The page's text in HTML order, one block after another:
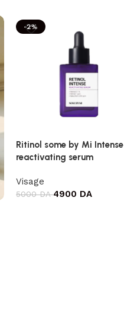
-2%
Ritinol some by Mi Intense
reactivating serum
Visage
5000DA4900 DA